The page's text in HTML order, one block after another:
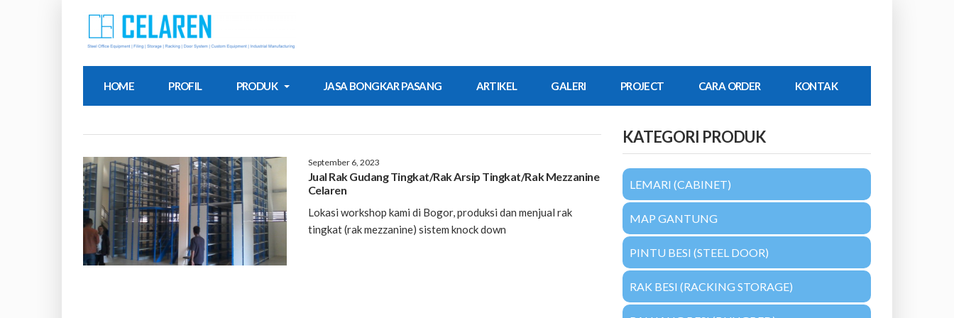
HOME PROFIL PRODUK JASA BONGKAR PASANG ARTIKEL GALERI PROJECT CARA ORDER KONTAK
September 6, 2023
Jual Rak Gudang Tingkat/Rak Arsip Tingkat/Rak Mezzanine
Celaren
Lokasi workshop kami di Bogor, produksi dan menjual rak
tingkat (rak mezzanine) sistem knock down
KATEGORI PRODUK
LEMARI (CABINET)
MAP GANTUNG
PINTU BESI (STEEL DOOR)
RAK BESI (RACKING STORAGE)